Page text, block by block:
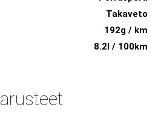
Takaveto
192g / km
8.2l / 100km